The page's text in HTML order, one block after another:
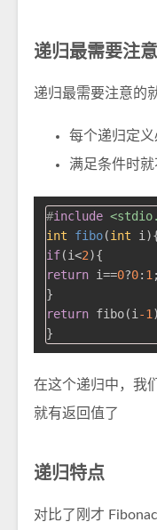
递归最需要注
递归最需要注意的
每个递归定
满足条件时
#include
int
fibo(int i)
if(i<2
return i==0?0: 1 ;
return fibo(i -1
在这个递归中，我
就有返回值了
递归特点
对比了刚才